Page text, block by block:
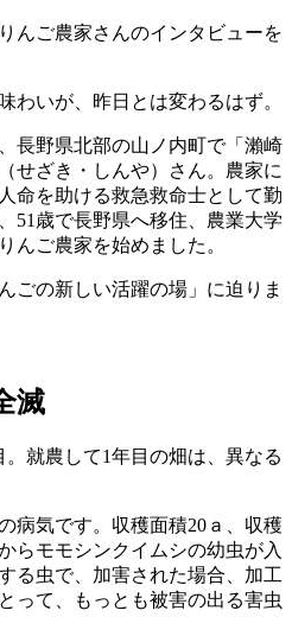
んご農家さんのインタビューを
わいが、昨日とは変わるはず。
長野県北部の山ノ内町で「瀨崎
せざき・しんや）さん。農家に
命を助ける救急救命士として勤
51歳で長野県へ移住、農業大学
んご農家を始めました。
ごの新しい活躍の場」に迫りま
滅
就農して1年目の畑は、異なる
病気です。収穫面積20ａ、収穫
らモモシンクイムシの幼虫が入
る虫で、加害された場合、加工
って、もっとも被害の出る害虫